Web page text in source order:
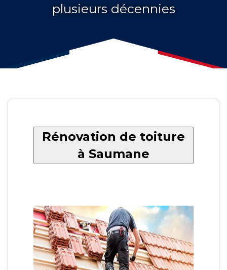
plusieurs décennies
Rénovation de toiture
à Saumane